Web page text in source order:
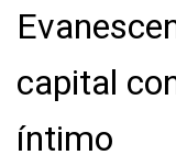
capital
íntimo